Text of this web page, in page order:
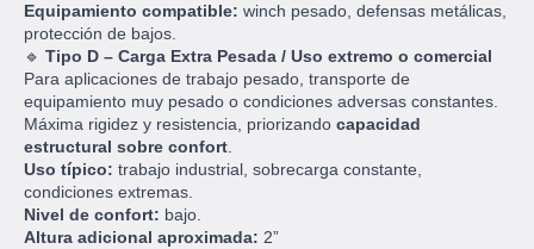
Equipamiento compatible: winch pesado, defensas metálicas,
protección de bajos.
🔹 Tipo D – Carga Extra Pesada / Uso extremo o comercial
Para aplicaciones de trabajo pesado, transporte de
equipamiento muy pesado o condiciones adversas constantes.
Máxima rigidez y resistencia, priorizando capacidad
estructural sobre confort
Uso típico: trabajo industrial, sobrecarga constante,
condiciones extremas.
Nivel de confort: bajo.
Altura adicional aproximada: 2”